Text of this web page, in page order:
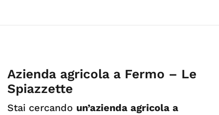
Azienda agricola a Fermo – Le
Spiazzette
Stai cercando un’azienda agricola a